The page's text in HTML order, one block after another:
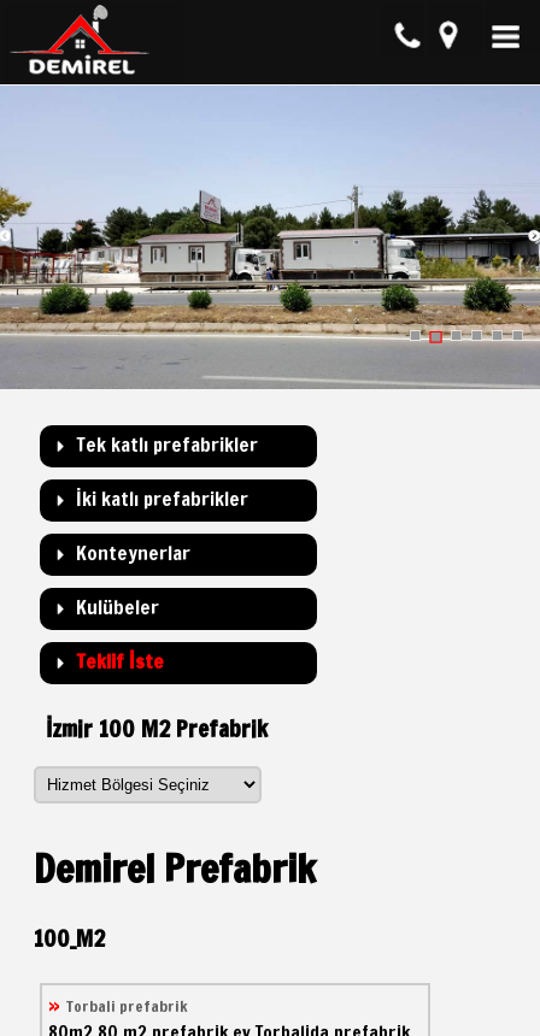
Tek katlı prefabrikler
İki katlı prefabrikler
Konteynerlar
Kulübeler
Teklif İste
İzmir 100 M2 Prefabrik
Demirel Prefabrik
100_M2
Torbali prefabrik